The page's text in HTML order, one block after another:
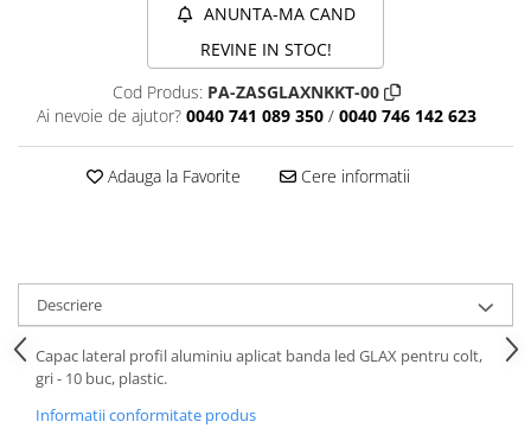
ANUNTA-MA CAND
REVINE IN STOC!
Cod Produs: PA-ZASGLAXNKKT-00
Ai nevoie de ajutor? 0040 741 089 350 / 0040 746 142 623
Adauga la Favorite Cere informatii
Descriere
Capac lateral profil aluminiu aplicat banda led GLAX pentru colt,
gri - 10 buc, plastic.
Informatii conformitate produs